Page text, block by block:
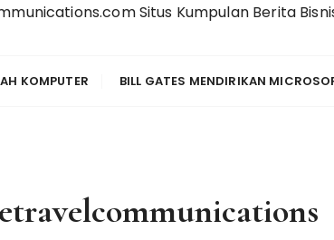
Situs Kumpulan Berita
KOMPUTER BILL GATES MENDIRIKAN